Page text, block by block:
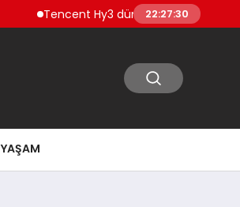
Tencent Hy3 dünya genelinde kullanıma
22:27:31
YAŞAM